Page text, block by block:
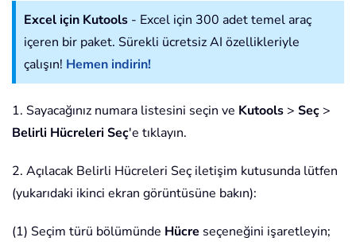
Excel için Kutools - Excel için 300 adet temel araç
içeren bir paket. Sürekli ücretsiz AI özellikleriyle
çalışın! Hemen indirin!
1. Sayacağınız numara listesini seçin ve Kutools > Seç >
Belirli Hücreleri Seç'e tıklayın.
2. Açılacak Belirli Hücreleri Seç iletişim kutusunda lütfen
(yukarıdaki ikinci ekran görüntüsüne bakın):
(1) Seçim türü bölümünde Hücre seçeneğini işaretleyin;